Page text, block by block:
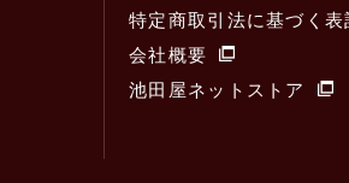
特定商取引法に基づく表
会社概要
池田屋ネットストア